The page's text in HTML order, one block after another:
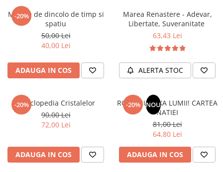
Terapii Alternative
AudioBook
Beletristica
Carti erotice
Adult
Crime, Thriller, Mistery
Literatura Romana
Literatura Universala
Poezie
-20%
Mesaje de dincolo de timp si
spatiu
50,00 Lei
40,00 Lei
ADAUGA IN COS
Marea Renastere - Adevar,
Libertate, Suveranitate
63,43 Lei
ALERTA STOC
-20%
Enciclopedia Cristalelor
90,00 Lei
72,00 Lei
ADAUGA IN COS
-20% NOU
ROMANIA, AXA LUMII! CARTEA
NATIEI
81,00 Lei
64,80 Lei
ADAUGA IN COS